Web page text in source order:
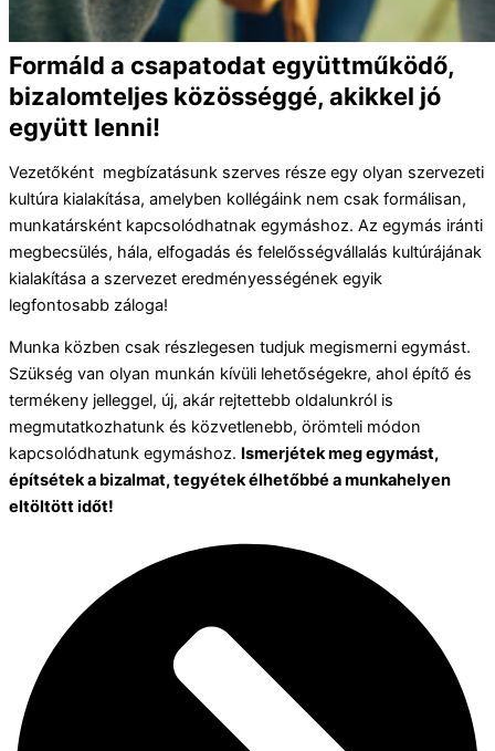
Formáld a csapatodat együttműködő,
bizalomteljes közösséggé, akikkel jó
együtt lenni!
Vezetőként megbízatásunk szerves része egy olyan szervezeti
kultúra kialakítása, amelyben kollégáink nem csak formálisan,
munkatársként kapcsolódhatnak egymáshoz. Az egymás iránti
megbecsülés, hála, elfogadás és felelősségvállalás kultúrájának
kialakítása a szervezet eredményességének egyik
legfontosabb záloga!
Munka közben csak részlegesen tudjuk megismerni egymást.
Szükség van olyan munkán kívüli lehetőségekre, ahol építő és
termékeny jelleggel, új, akár rejtettebb oldalunkról is
megmutatkozhatunk és közvetlenebb, örömteli módon
kapcsolódhatunk egymáshoz. Ismerjétek meg egymást,
építsétek a bizalmat, tegyétek élhetőbbé a munkahelyen
eltöltött időt!